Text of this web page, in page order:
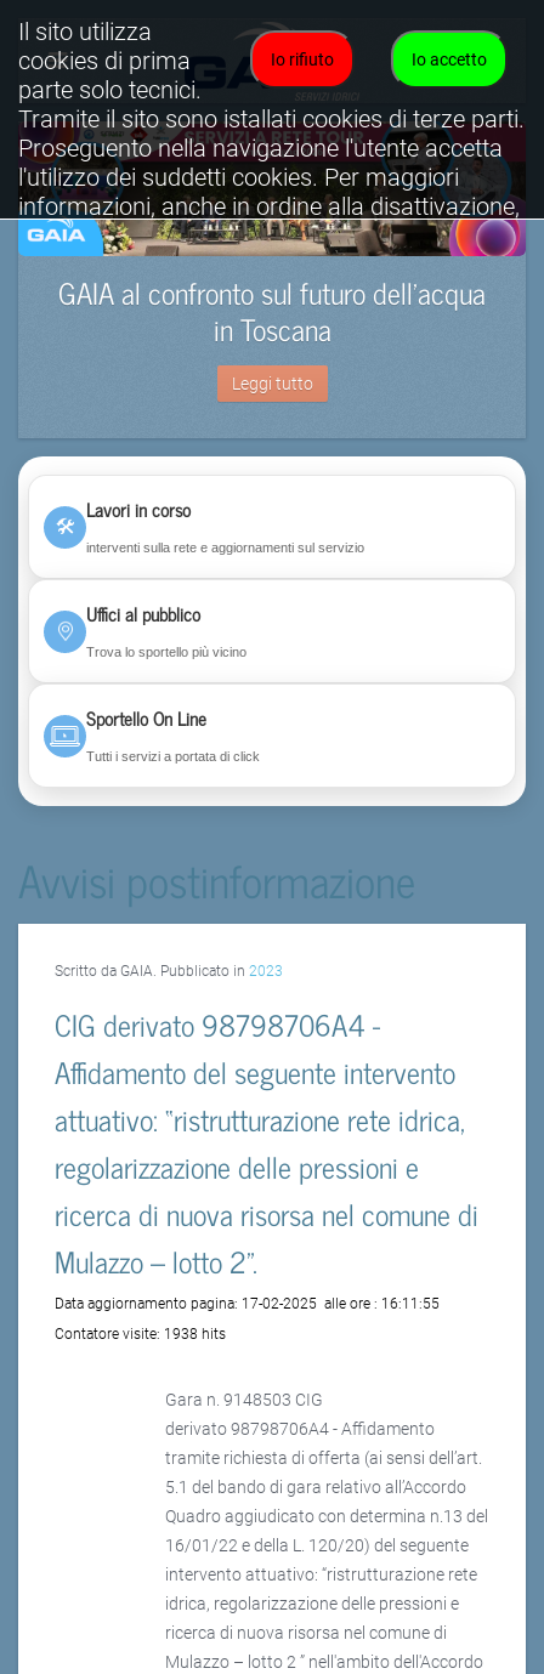
GAIA al confronto sul futuro dell’acqua
in Toscana
Leggi tutto
🛠
Lavori in corso
interventi sulla rete e aggiornamenti sul servizio
Uffici al pubblico
Trova lo sportello più vicino
Sportello On Line
Tutti i servizi a portata di click
Avvisi postinformazione
Scritto da GAIA. Pubblicato in 2023
CIG derivato 98798706A4 -
Affidamento del seguente intervento
attuativo: “ristrutturazione rete idrica,
regolarizzazione delle pressioni e
ricerca di nuova risorsa nel comune di
Mulazzo – lotto 2".
Data aggiornamento pagina: 17-02-2025 alle ore : 16:11:55
Contatore visite: 1938 hits
Gara n. 9148503 CIG
derivato 98798706A4 - Affidamento
tramite richiesta di offerta (ai sensi dell’art.
5.1 del bando di gara relativo all’Accordo
Quadro aggiudicato con determina n.13 del
16/01/22 e della L. 120/20) del seguente
intervento attuativo: “ristrutturazione rete
idrica, regolarizzazione delle pressioni e
ricerca di nuova risorsa nel comune di
Mulazzo – lotto 2 ” nell'ambito dell'Accordo
Io accetto
Io rifiuto
Il sito utilizza
cookies di prima
parte solo tecnici.
Tramite il sito sono istallati cookies di terze parti.
Proseguento nella navigazione l'utente accetta
l'utilizzo dei suddetti cookies. Per maggiori
informazioni, anche in ordine alla disattivazione,
è possibile consultare l'informativa cookies
completa.
Visualizza informativa completa.